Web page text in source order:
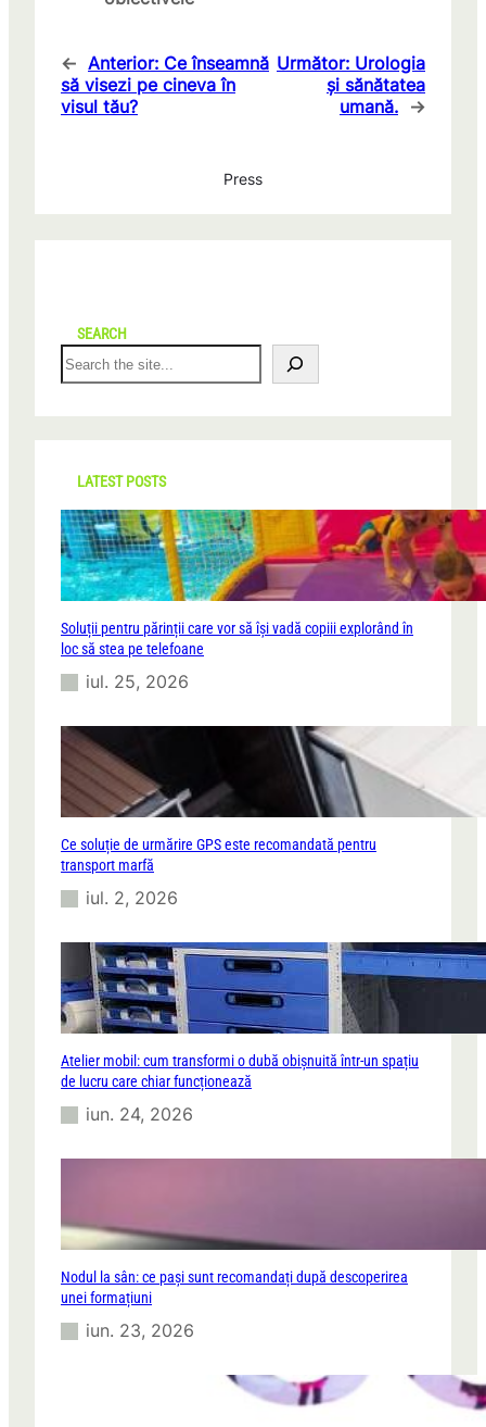
← Anterior: Ce înseamnă
să visezi pe cineva în
visul tău?
Următor: Urologia
și sănătatea
umană. →
Press
SEARCH
S
e
r
c
LATEST POSTS
Soluții pentru părinții care vor să își vadă copiii explorând în
loc să stea pe telefoane
iul. 25, 2026
Ce soluție de urmărire GPS este recomandată pentru
transport marfă
iul. 2, 2026
Atelier mobil: cum transformi o dubă obișnuită într-un spațiu
de lucru care chiar funcționează
iun. 24, 2026
Nodul la sân: ce pași sunt recomandați după descoperirea
unei formațiuni
iun. 23, 2026